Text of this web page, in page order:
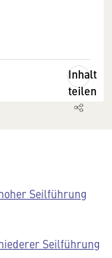
Inhalt
teilen
Seilführung
Seilführung